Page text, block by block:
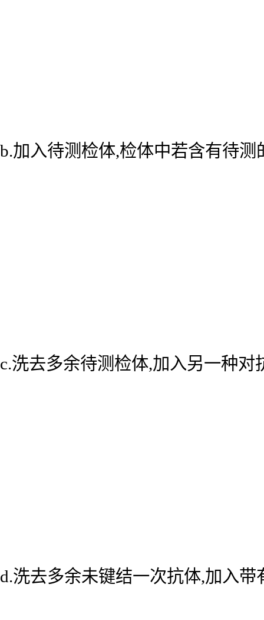
b.加入待测检体,检体中若含有待
c.洗去多余待测检体,加入另一种
d.洗去多余未键结一次抗体,加入